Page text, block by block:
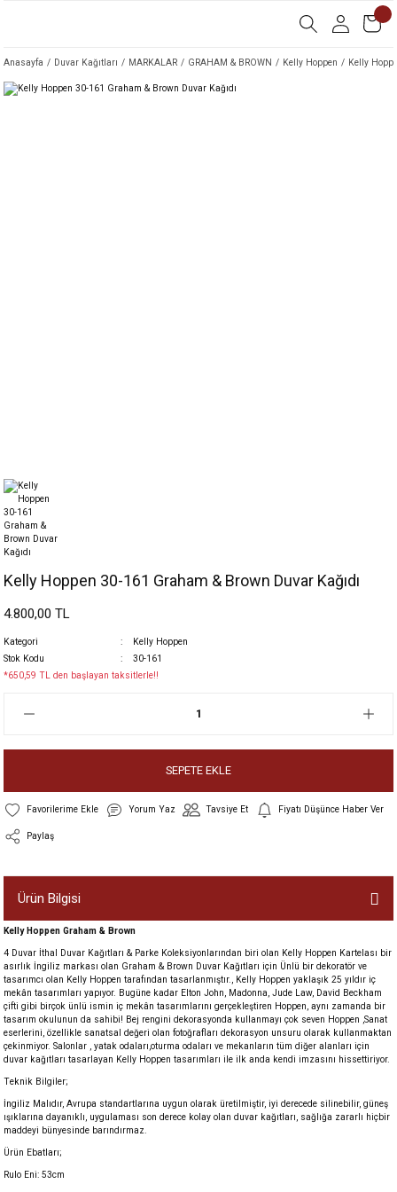
Anasayfa Duvar Kağıtları MARKALAR GRAHAM & BROWN Kelly Hoppen Kelly
Kelly Hoppen 30-161 Graham & Brown Duvar Kağıdı
4.800,00 TL
Kategori
Kelly Hoppen
Stok Kodu
30-161
*650,59 TL den başlayan taksitlerle!!
SEPETE EKLE
Yorum Yaz Tavsiye Et Fiyatı Düşünce Haber Ver
Paylaş
Ürün Bilgisi
Kelly Hoppen Graham & Brown
4 Duvar İthal Duvar Kağıtları & Parke Koleksiyonlarından biri olan Kelly Hoppen Kartelası bir
asırlık İngiliz markası olan Graham & Brown Duvar Kağıtları için Ünlü bir dekoratör ve
tasarımcı olan Kelly Hoppen tarafından tasarlanmıştır., Kelly Hoppen yaklaşık 25 yıldır iç
mekân tasarımları yapıyor. Bugüne kadar Elton John, Madonna, Jude Law, David Beckham
çifti gibi birçok ünlü ismin iç mekân tasarımlarını gerçekleştiren Hoppen, aynı zamanda bir
tasarım okulunun da sahibi! Bej rengini dekorasyonda kullanmayı çok seven Hoppen ,Sanat
eserlerini, özellikle sanatsal değeri olan fotoğrafları dekorasyon unsuru olarak kullanmaktan
çekinmiyor. Salonlar , yatak odaları,oturma odaları ve mekanların tüm diğer alanları için
duvar kağıtları tasarlayan Kelly Hoppen tasarımları ile ilk anda kendi imzasını hissettiriyor.
Teknik Bilgiler;
İngiliz Malıdır, Avrupa standartlarına uygun olarak üretilmiştir, iyi derecede silinebilir, güneş
ışıklarına dayanıklı, uygulaması son derece kolay olan duvar kağıtları, sağlığa zararlı hiçbir
maddeyi bünyesinde barındırmaz.
Ürün Ebatları;
Rulo Eni: 53cm